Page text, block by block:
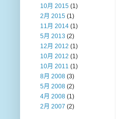
10月 2015 (1)
2月 2015 (1)
11月 2014 (1)
5月 2013 (2)
12月 2012 (1)
10月 2012 (1)
10月 2011 (1)
8月 2008 (3)
5月 2008 (2)
4月 2008 (1)
2月 2007 (2)